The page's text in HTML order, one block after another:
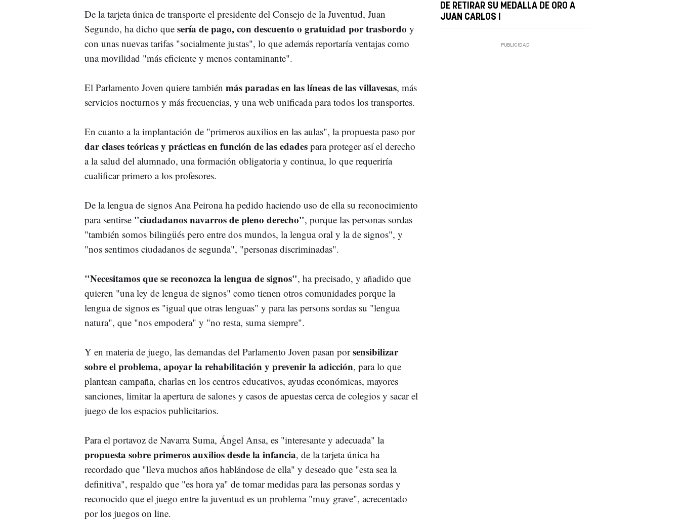
De la tarjeta única de transporte el presidente del Consejo de la Juventud, Juan
Segundo, ha dicho quesería de pago, con descuento o gratuidad por trasbordo y
con unas nuevas tarifas "socialmente justas", lo que además reportaría ventajas como
una movilidad "más eficiente y menos contaminante".
El Parlamento Joven quiere también más paradas en las líneas de las villavesas, más
servicios nocturnos y más frecuencias, y una web unificada para todos los transportes.
En cuanto a la implantación de "primeros auxilios en las aulas", la propuesta paso por
dar clases teóricas y prácticas en función de las edadespara proteger así el derecho
a la salud del alumnado, una formación obligatoria y continua, lo que requeriría
cualificar primero a los profesores.
De la lengua de signos Ana Peirona ha pedido haciendo uso de ella su reconocimiento
para sentirse "ciudadanos navarros de pleno derecho", porque las personas sordas
"también somos bilingüés pero entre dos mundos, la lengua oral y la de signos", y
"nos sentimos ciudadanos de segunda", "personas discriminadas".
"Necesitamos que se reconozca la lengua de signos", ha precisado, y añadido que
quieren "una ley de lengua de signos" como tienen otros comunidades porque la
lengua de signos es "igual que otras lenguas" y para las persons sordas su "lengua
natura", que "nos empodera" y "no resta, suma siempre".
Y en materia de juego, las demandas del Parlamento Joven pasan porsensibilizar
sobre el problema, apoyar la rehabilitación y prevenir la adicción, para lo que
plantean campaña, charlas en los centros educativos, ayudas económicas, mayores
sanciones, limitar la apertura de salones y casos de apuestas cerca de colegios y sacar el
juego de los espacios publicitarios.
Para el portavoz de Navarra Suma, Ángel Ansa, es "interesante y adecuada" la
propuesta sobre primeros auxilios desde la infancia, de la tarjeta única ha
recordado que "lleva muchos años hablándose de ella" y deseado que "esta sea la
definitiva", respaldo que "es hora ya" de tomar medidas para las personas sordas y
reconocido que el juego entre la juventud es un problema "muy grave", acrecentado
por los juegos on line.
DE RETIRAR SU MEDALLA DE ORO A
JUAN CARLOS I